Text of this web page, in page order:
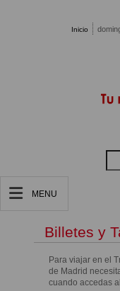
Inicio
MENU
Billetes y
Para viajar en el
de Madrid
cuando accedas